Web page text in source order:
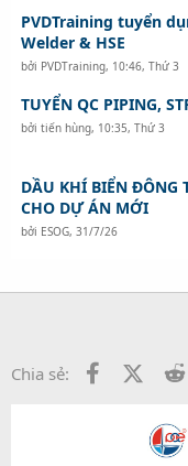
PVDTraining tuyển
Welder & HSE
bởi PVDTraining, 10:46, Thứ 3
TUYỂN QC PIPING,
bởi tiến hùng, 10:35, Thứ 3
DẦU KHÍ BIỂN ĐÔNG
CHO DỰ ÁN MỚI
bởi ESOG, 31/7/26
Chia sẻ: Facebook
X